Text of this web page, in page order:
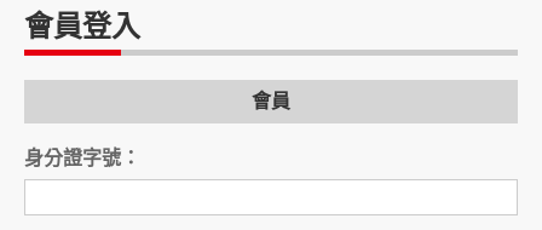
會員登入
會員
身分證字號：